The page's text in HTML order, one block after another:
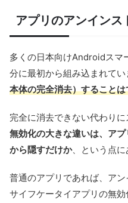
アプリのアンイン
多くの日本向けAndroidスマ
分に最初から組み込まれてい
本体の完全消去）すること
完全に消去できない代わり
無効化の大きな違いは、ア
から隠すだけか、という点に
普通のアプリであれば、ア
サイフケータイアプリの無